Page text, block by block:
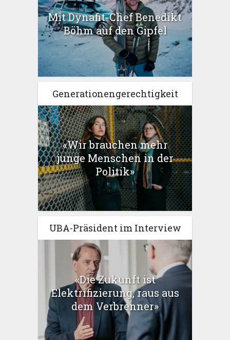
Mit Dynafit-Chef Benedikt
Böhm auf den Gipfel
Generationengerechtigkeit
«Wir brauchen mehr
junge Menschen in der
Politik»
UBA-Präsident im Interview
«Die Zukunft ist
Elektrifizierung, raus aus
dem Verbrenner»